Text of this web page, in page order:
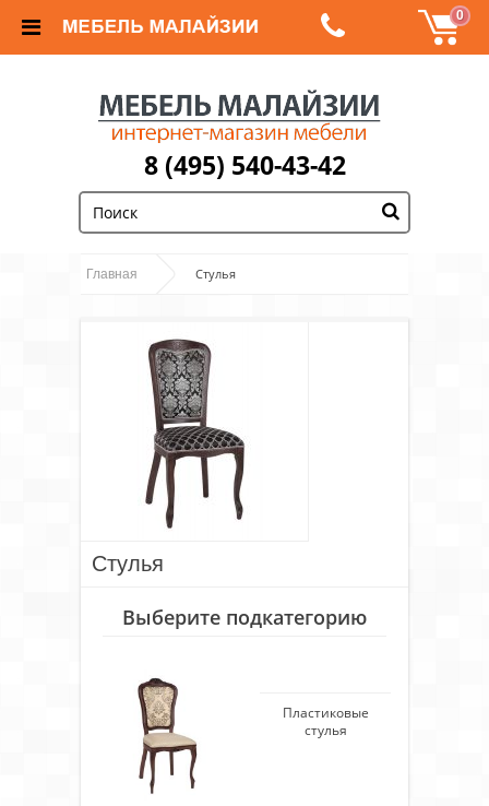
0
8 (495) 540-43-42
Главная Стулья
Стулья
Выберите подкатегорию
Пластиковые
стулья